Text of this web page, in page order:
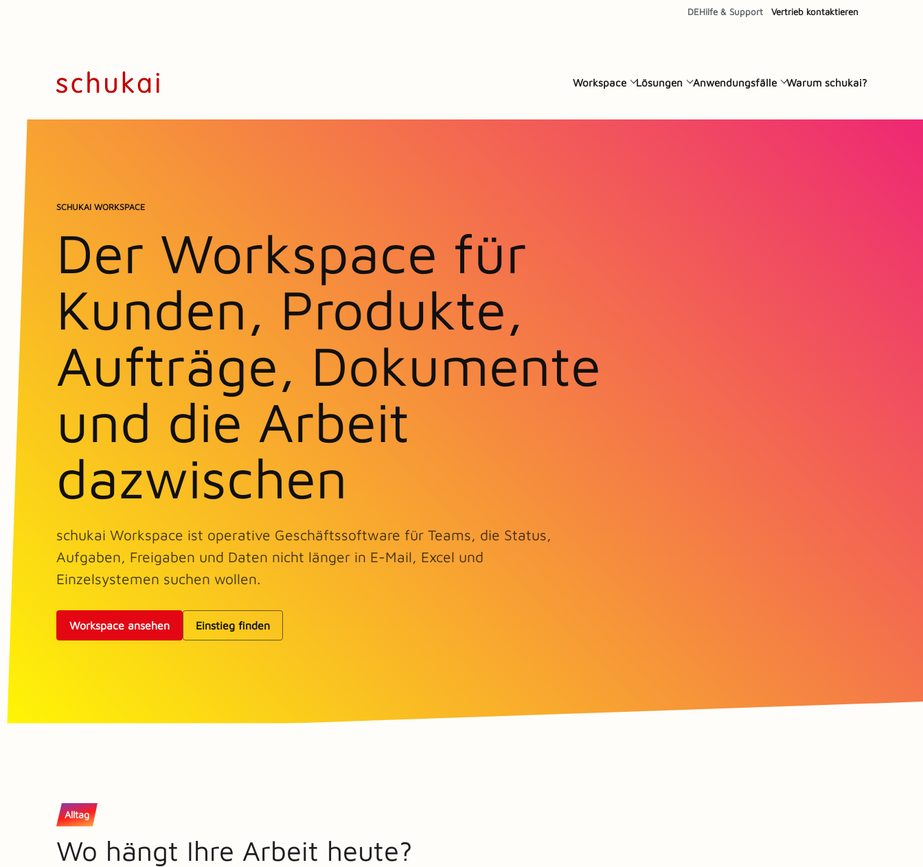
DEHilfe & Support Vertrieb kontaktieren
Workspace Lösungen Anwendungsfälle Warum schukai?
SCHUKAI WORKSPACE
Der Workspace für
Kunden, Produkte,
Aufträge, Dokumente
und die Arbeit
dazwischen
schukai Workspace ist operative Geschäftssoftware für Teams, die Status,
Aufgaben, Freigaben und Daten nicht länger in E-Mail, Excel und
Einzelsystemen suchen wollen.
Workspace ansehen Einstieg finden
Alltag
Wo hängt Ihre Arbeit heute?